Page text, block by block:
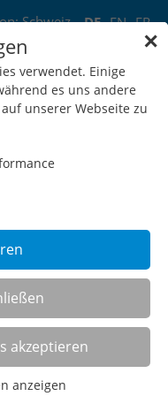
DE EN FR
Schweiz
Frankreich
SHOP
✕
verwendet. Einige
es uns andere
unserer Webseite zu
akzeptieren
anzeigen